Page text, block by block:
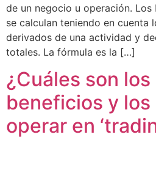
de un negocio u operación.
se calculan teniendo en cuenta
derivados de una actividad y
totales. La fórmula es la […]
¿Cuáles son
beneficios y
operar en